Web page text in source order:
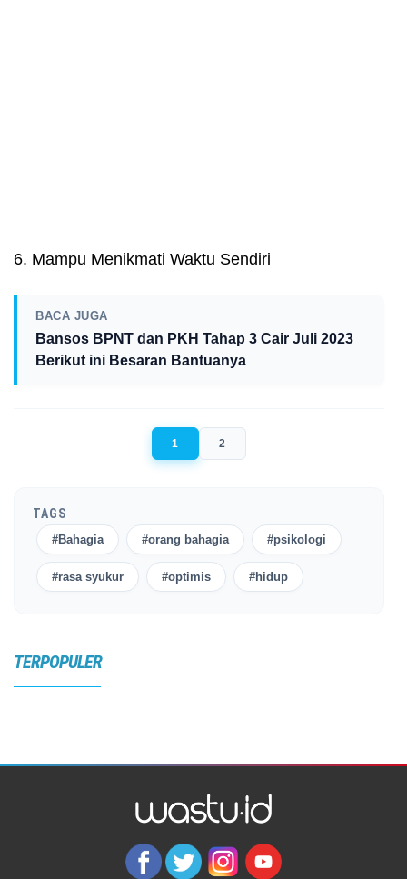
6. Mampu Menikmati Waktu Sendiri
BACA JUGA
Bansos BPNT dan PKH Tahap 3 Cair Juli 2023
Berikut ini Besaran Bantuanya
1 2
TAGS
#Bahagia #orang bahagia #psikologi
#rasa syukur #optimis #hidup
TERPOPULER